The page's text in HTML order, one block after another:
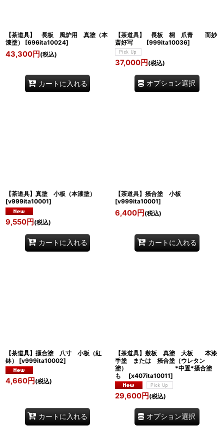
【茶道具】 長板 風炉用 真塗（本
漆塗）
[696ita10024]
43,300円 (税込)
カートに入れる
【茶道具】 長板 桐 爪青 而妙
斎好写
[999ita10036]
37,000円 (税込)
オプション選択
【茶道具】真塗 小板（本漆塗）
[v999ita10001]
9,550円 (税込)
カートに入れる
【茶道具】掻合塗 小板
[v999ita10001]
6,400円 (税込)
カートに入れる
【茶道具】掻合塗 八寸 小板（紅
鉢）
[v999ita10002]
4,660円 (税込)
カートに入れる
【茶道具】敷板 真塗 大板 本漆
手塗 または 掻合塗（ウレタン
塗） *中置*掻合塗
も
[x407ita10011]
29,600円 (税込)
オプション選択